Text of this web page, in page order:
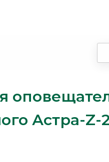
Астра-Z-